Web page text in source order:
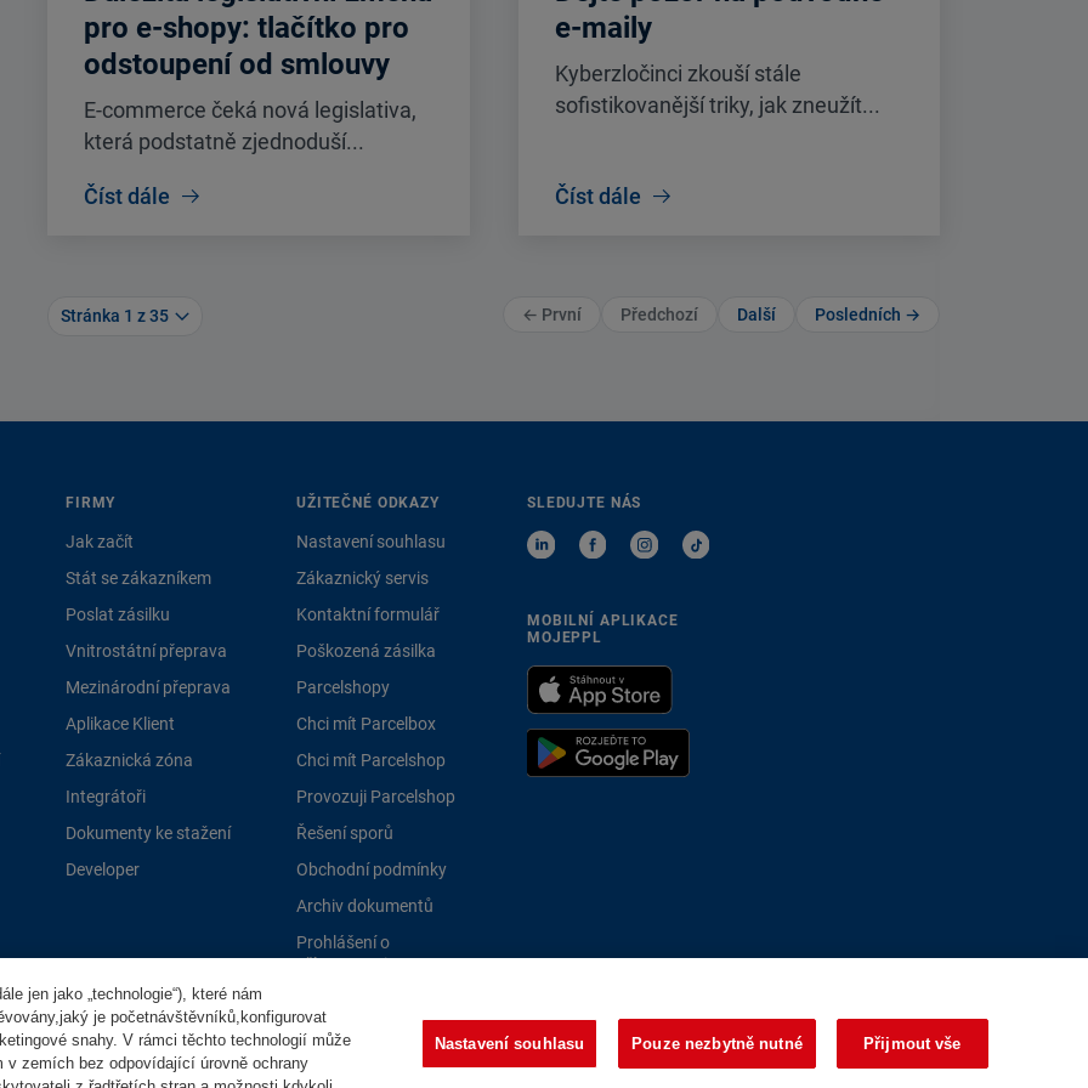
pro e-shopy: tlačítko pro
odstoupení od smlouvy
E-commerce čeká nová legislativa,
která podstatně zjednoduší...
Číst dále
e-maily
Kyberzločinci zkouší stále
sofistikovanější triky, jak zneužít...
Číst dále
Stránka 1 z 35 ← První Předchozí Další Posledních →
FIRMY
Jak začít
Stát se zákazníkem
Poslat zásilku
Vnitrostátní přeprava
Mezinárodní přeprava
Aplikace Klient
Zákaznická zóna
Integrátoři
Dokumenty ke stažení
Developer
UŽITEČNÉ ODKAZY
Nastavení souhlasu
Zákaznický servis
Kontaktní formulář
Poškozená zásilka
Parcelshopy
Chci mít Parcelbox
Chci mít Parcelshop
Provozuji Parcelshop
Řešení sporů
Obchodní podmínky
Archiv dokumentů
Prohlášení o
přístupnosti
SLEDUJTE NÁS
MOBILNÍ APLIKACE
MOJEPPL
PPLně se přizpůsobíme
jen jako „technologie“), které nám
je početnávštěvníků,konfigurovat
snahy. V rámci těchto technologií může
v zemích bez odpovídající úrovně ochrany
Nastavení souhlasu Pouze nezbytně nutné Přijmout vše